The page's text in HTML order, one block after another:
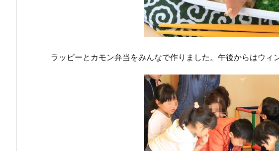
ラッピーとカモン弁当をみんなで作りました。午後からはウィ